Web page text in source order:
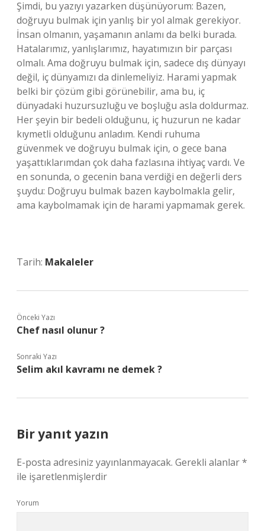
Şimdi, bu yazıyı yazarken düşünüyorum: Bazen,
doğruyu bulmak için yanlış bir yol almak gerekiyor.
İnsan olmanın, yaşamanın anlamı da belki burada.
Hatalarımız, yanlışlarımız, hayatımızın bir parçası
olmalı. Ama doğruyu bulmak için, sadece dış dünyayı
değil, iç dünyamızı da dinlemeliyiz. Harami yapmak
belki bir çözüm gibi görünebilir, ama bu, iç
dünyadaki huzursuzluğu ve boşluğu asla doldurmaz.
Her şeyin bir bedeli olduğunu, iç huzurun ne kadar
kıymetli olduğunu anladım. Kendi ruhuma
güvenmek ve doğruyu bulmak için, o gece bana
yaşattıklarımdan çok daha fazlasına ihtiyaç vardı. Ve
en sonunda, o gecenin bana verdiği en değerli ders
şuydu: Doğruyu bulmak bazen kaybolmakla gelir,
ama kaybolmamak için de harami yapmamak gerek.
Tarih: Makaleler
Önceki Yazı
Chef nasıl olunur ?
Sonraki Yazı
Selim akıl kavramı ne demek ?
Bir yanıt yazın
E-posta adresiniz yayınlanmayacak. Gerekli alanlar*
ile işaretlenmişlerdir
Yorum